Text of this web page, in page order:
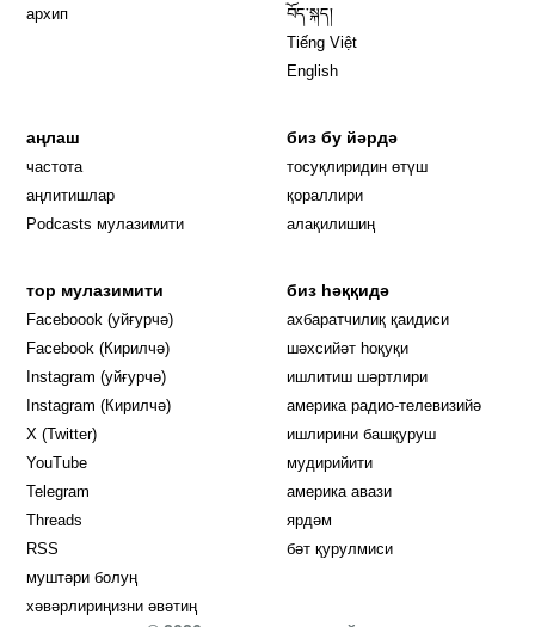
архип
བོད་སྐད།
Tiếng Việt
English
аңлаш
частота
аңлитишлар
Podcasts мулазимити
биз бу йәрдә
тосуқлиридин өтүш
қораллири
алақилишиң
тор мулазимити
Faceboook (уйғурчә) Opens in new window
Facebook (Кирилчә) Opens in new window
Instagram (уйғурчә) Opens in new window
Instagram (Кирилчә) Opens in new window
X (Twitter)
YouTube
Telegram
Threads
RSS
муштәри болуң
хәвәрлириңизни әвәтиң
биз һәққидә
ахбаратчилиқ қаидиси
шәхсийәт һоқуқи
ишлитиш шәртлири
америка радио-телевизийә
ишлирини башқуруш
мудирийити
америка авази
ярдәм
бәт қурулмиси